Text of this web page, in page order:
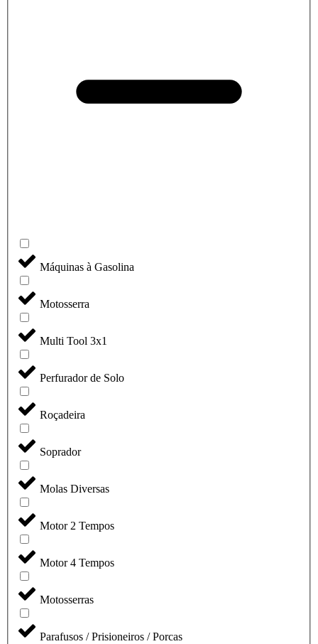
Máquinas à Gasolina
Motosserra
Multi Tool 3x1
Perfurador de Solo
Roçadeira
Soprador
Molas Diversas
Motor 2 Tempos
Motor 4 Tempos
Motosserras
Parafusos / Prisioneiros / Porcas